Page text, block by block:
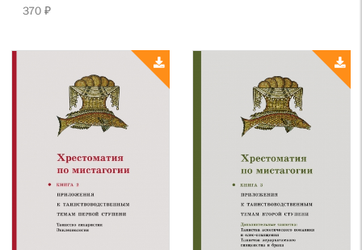
370 ₽